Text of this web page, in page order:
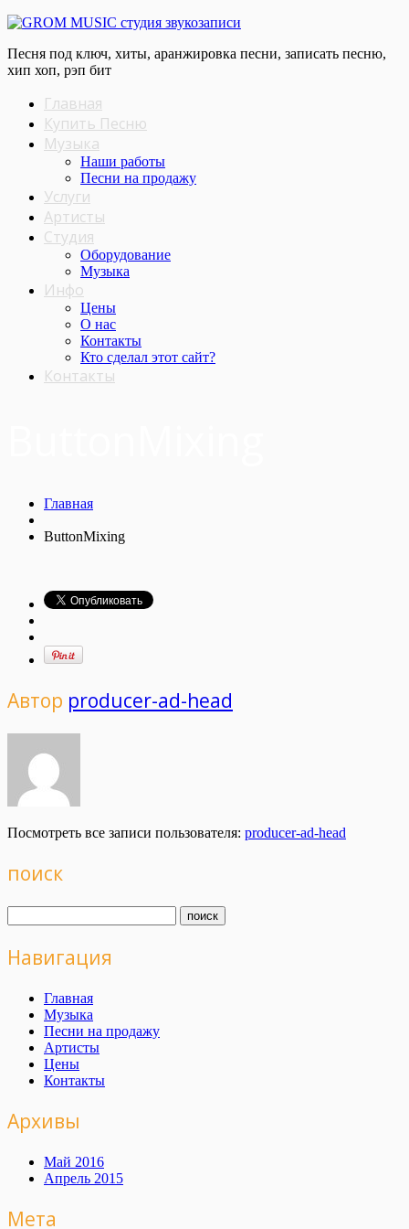
Песня под ключ, хиты, аранжировка песни, записать песню,
хип хоп, рэп бит
Главная
Купить Песню
Музыка
Наши работы
Песни на продажу
Услуги
Артисты
Студия
Оборудование
Музыка
Инфо
Цены
О нас
Контакты
Кто сделал этот cайт?
Контакты
Главная
ButtonMixing
Автор producer-ad-head
Посмотреть все записи пользователя: producer-ad-head
поиск
Навигация
Главная
Музыка
Песни на продажу
Артисты
Цены
Контакты
Архивы
Май 2016
Апрель 2015
Мета